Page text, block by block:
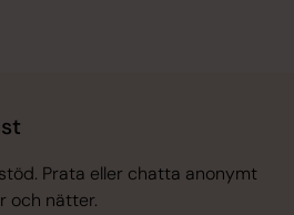
Prata eller chatta anonymt
och nätter.